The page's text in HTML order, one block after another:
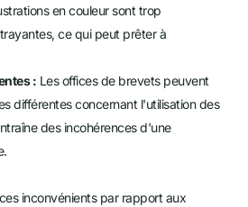
en couleur sont trop
ce qui peut prêter à
: Les offices de brevets peuvent
différentes concernant l'utilisation des
des incohérences d'une
inconvénients par rapport aux